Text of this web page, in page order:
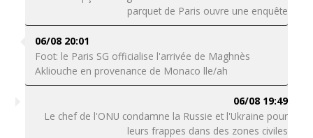
parquet de Paris ouvre une enquête
06/08 20:01
Foot: le Paris SG officialise l'arrivée de Maghnès
Akliouche en provenance de Monaco lle/ah
06/08 19:49
Le chef de l'ONU condamne la Russie et l'Ukraine pour
leurs frappes dans des zones civiles